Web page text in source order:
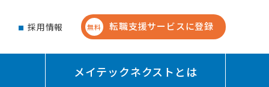
採用情報 無料 転職支援サービスに登録
メイテックネクストとは